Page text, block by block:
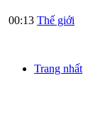
00:13 Thế giới
Trang nhất